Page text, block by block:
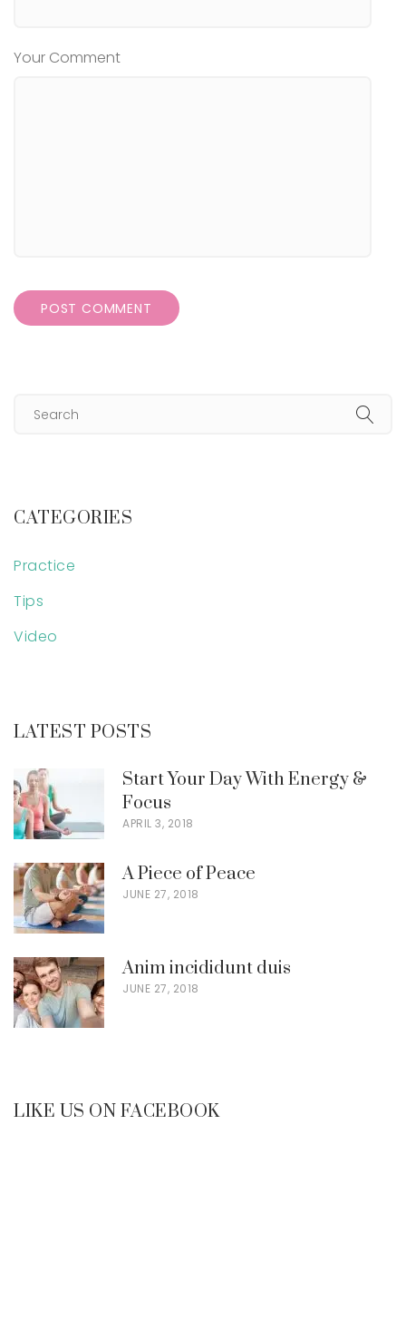
Your Comment
CATEGORIES
Practice
Tips
Video
LATEST POSTS
Start Your Day With Energy &
Focus
APRIL 3, 2018
A Piece of Peace
JUNE 27, 2018
Anim incididunt duis
JUNE 27, 2018
LIKE US ON FACEBOOK